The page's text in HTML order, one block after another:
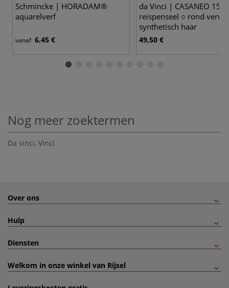
Schmincke | HORADAM®
aquarelverf
vanaf 6,45 €
da Vinci | CASANEO
reispenseel ○ rond
synthetisch haar
49,50 €
Nog meer zoektermen
Da vinci, Vinci
Over ons
Hulp
Diensten
Welkom in onze winkel van Rijsel